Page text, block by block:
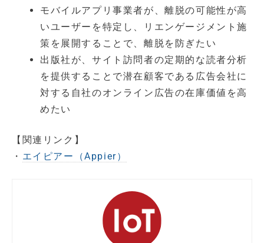
モバイルアプリ事業者が、離脱の可能性が高
いユーザーを特定し、リエンゲージメント施
策を展開することで、離脱を防ぎたい
出版社が、サイト訪問者の定期的な読者分析
を提供することで潜在顧客である広告会社に
対する自社のオンライン広告の在庫価値を高
めたい
【関連リンク】
・ エイピアー（Appier）